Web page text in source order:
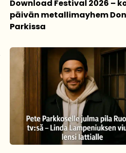
Download Festival 2026 –
päivän metallimayhem
Parkissa